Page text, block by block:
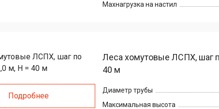
Maxнагрузка на настил
Подробнее
Леса хомутовые ЛСПХ, шаг
40 м
Диаметр трубы
Максимальная высота